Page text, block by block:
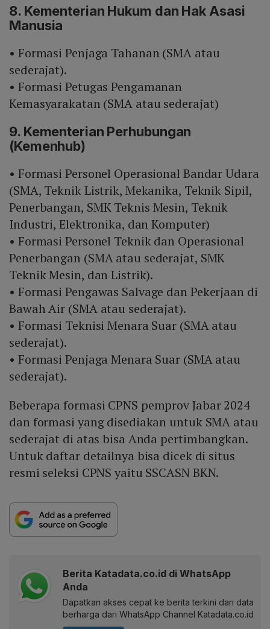
8. Kementerian Hukum dan Hak Asasi
Manusia
• Formasi Penjaga Tahanan (SMA atau
sederajat).
• Formasi Petugas Pengamanan
Kemasyarakatan (SMA atau sederajat)
9. Kementerian Perhubungan
(Kemenhub)
• Formasi Personel Operasional Bandar Udara
(SMA, Teknik Listrik, Mekanika, Teknik Sipil,
Penerbangan, SMK Teknis Mesin, Teknik
Industri, Elektronika, dan Komputer)
• Formasi Personel Teknik dan Operasional
Penerbangan (SMA atau sederajat, SMK
Teknik Mesin, dan Listrik).
• Formasi Pengawas Salvage dan Pekerjaan di
Bawah Air (SMA atau sederajat).
• Formasi Teknisi Menara Suar (SMA atau
sederajat).
• Formasi Penjaga Menara Suar (SMA atau
sederajat).
Beberapa formasi CPNS pemprov Jabar 2024
dan formasi yang disediakan untuk SMA atau
sederajat di atas bisa Anda pertimbangkan.
Untuk daftar detailnya bisa dicek di situs
resmi seleksi CPNS yaitu SSCASN BKN.
Berita Katadata.co.id di WhatsApp
Anda
Dapatkan akses cepat ke berita terkini dan data
berharga dari WhatsApp Channel Katadata.co.id